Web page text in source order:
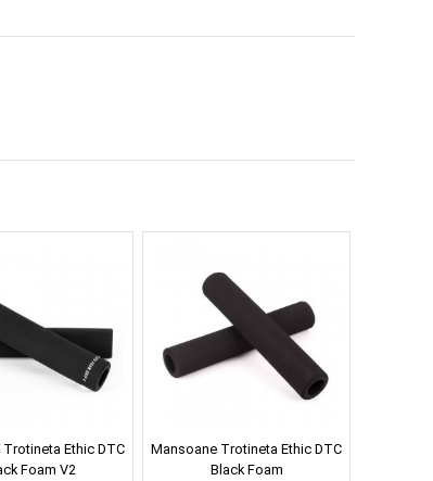
Ethic DTC
Foam V2
Mansoane Trotineta Ethic DTC
Black Foam